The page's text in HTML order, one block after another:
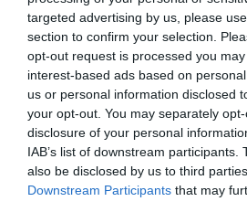
targeted advertising by us, please
section to confirm your selection.
opt-out request is processed you
interest-based ads based on
us or personal information disclosed
your opt-out. You may separately
disclosure of your personal
IAB’s list of downstream participants.
also be disclosed by us to third
Downstream Participants that may
ΤΕΛΕΥΤΑΙΑ 8ΕΤΙΑ